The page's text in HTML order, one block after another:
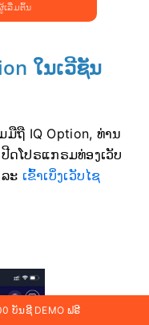
ເລີ່ມຕົ້ນ
ໃນເວີຊັນ
ຖື IQ Option, ທ່ານ
ດໂປຣແກຣມທ່ອງເວັບ
ະ ເຂົ້າເບິ່ງເວັບໄຊ
ບັນຊີ DEMO ຟຣີ